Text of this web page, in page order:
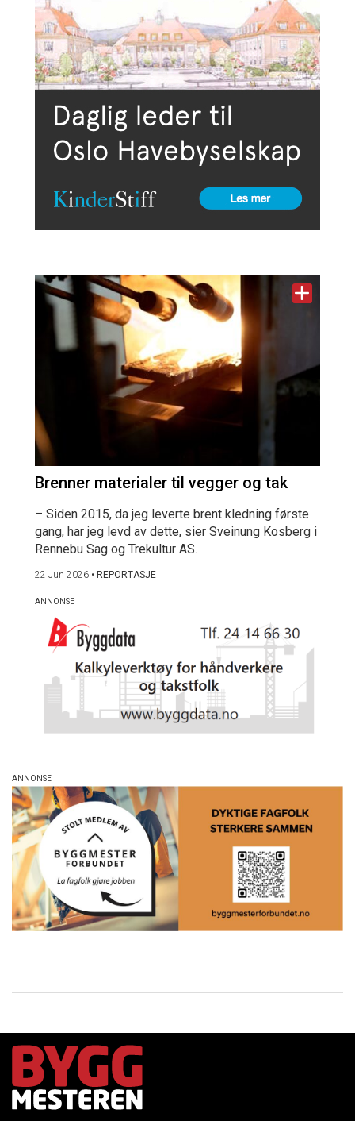
Brenner materialer til vegger og tak
– Siden 2015, da jeg leverte brent kledning første
gang, har jeg levd av dette, sier Sveinung Kosberg i
Rennebu Sag og Trekultur AS.
22 Jun 2026 • REPORTASJE